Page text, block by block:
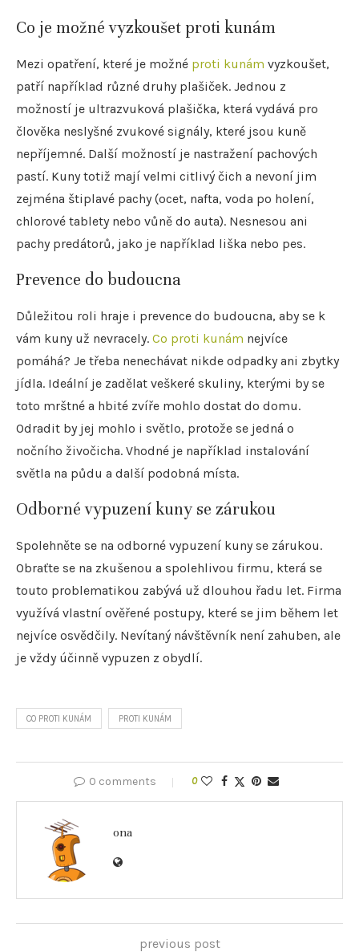
Co je možné vyzkoušet proti kunám
Mezi opatření, které je možné proti kunám vyzkoušet,
patří například různé druhy plašiček. Jednou z
možností je ultrazvuková plašička, která vydává pro
člověka neslyšné zvukové signály, které jsou kuně
nepříjemné. Další možností je nastražení pachových
pastí. Kuny totiž mají velmi citlivý čich a nevoní jim
zejména štiplavé pachy (ocet, nafta, voda po holení,
chlorové tablety nebo vůně do auta). Nesnesou ani
pachy predátorů, jako je například liška nebo pes.
Prevence do budoucna
Důležitou roli hraje i prevence do budoucna, aby se k
vám kuny už nevracely. Co proti kunám nejvíce
pomáhá? Je třeba nenechávat nikde odpadky ani zbytky
jídla. Ideální je zadělat veškeré skuliny, kterými by se
toto mrštné a hbité zvíře mohlo dostat do domu.
Odradit by jej mohlo i světlo, protože se jedná o
nočního živočicha. Vhodné je například instalování
světla na půdu a další podobná místa.
Odborné vypuzení kuny se zárukou
Spolehněte se na odborné vypuzení kuny se zárukou.
Obraťte se na zkušenou a spolehlivou firmu, která se
touto problematikou zabývá už dlouhou řadu let. Firma
využívá vlastní ověřené postupy, které se jim během let
nejvíce osvědčily. Nevítaný návštěvník není zahuben, ale
je vždy účinně vypuzen z obydlí.
CO PROTI KUNÁM PROTI KUNÁM
0 comments 0
ona
previous post